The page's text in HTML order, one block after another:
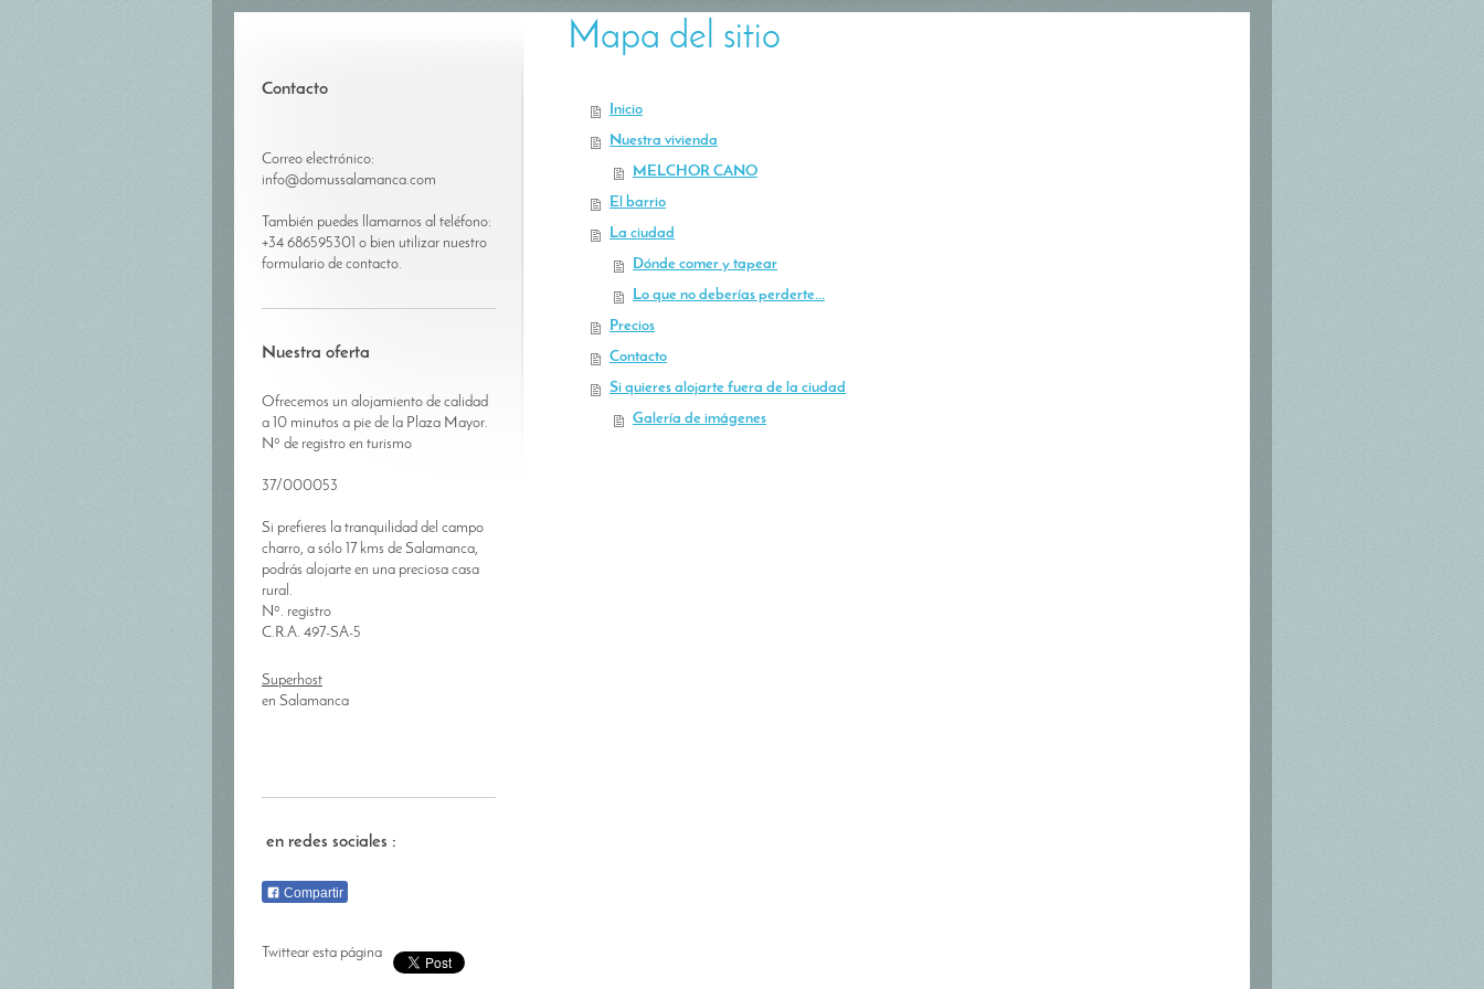
Mapa del sitio
Inicio
Nuestra vivienda
MELCHOR CANO
El barrio
La ciudad
Dónde comer y tapear
Lo que no deberías perderte...
Precios
Contacto
Si quieres alojarte fuera de la ciudad
Galería de imágenes
Contacto
Correo electrónico:
info@domussalamanca.com
También puedes llamarnos al teléfono:
+34 686595301 o bien utilizar nuestro
formulario de contacto.
Nuestra oferta
Ofrecemos un alojamiento de calidad
a 10 minutos a pie de la Plaza Mayor.
Nº de registro en turismo
37/000053
Si prefieres la tranquilidad del campo
charro, a sólo 17 kms de Salamanca,
podrás alojarte en una preciosa casa
rural.
Nº. registro
C.R.A. 497-SA-5
Superhost
en Salamanca
en redes sociales :
Compartir
Twittear esta página